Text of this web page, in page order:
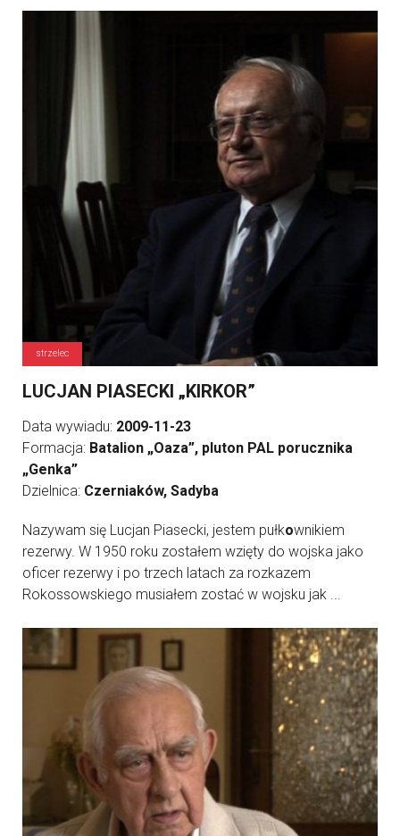
strzelec
LUCJAN PIASECKI „KIRKOR”
Data wywiadu: 2009-11-23
Formacja: Batalion „Oaza”, pluton PAL porucznika
„Genka”
Dzielnica: Czerniaków, Sadyba
Nazywam się Lucjan Piasecki, jestem pułkownikiem
rezerwy. W 1950 roku zostałem wzięty do wojska jako
oficer rezerwy i po trzech latach za rozkazem
Rokossowskiego musiałem zostać w wojsku jak ...